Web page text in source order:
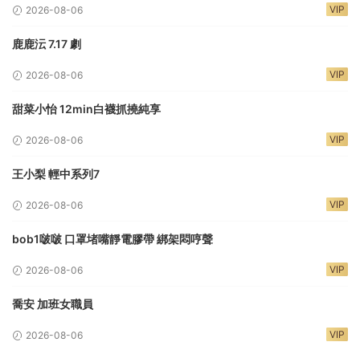
2026-08-06 VIP
鹿鹿沄 7.17 劇
2026-08-06 VIP
甜菜小怡 12min白襪抓撓純享
2026-08-06 VIP
王小梨 輕中系列7
2026-08-06 VIP
bob1啵啵 口罩堵嘴靜電膠帶 綁架悶哼聲
2026-08-06 VIP
喬安 加班女職員
2026-08-06 VIP